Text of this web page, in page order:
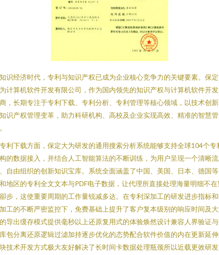
识经济时代，专利与知识产权已成为企业核心竞争力的关键要素。保
计算机软件开发有限公司，作为国内领先的知识产权与计算机软件开
，长期专注于专利下载、专利分析、专利管理等核心领域，以技术创
识产权管理变革，助力科研机构、高校及企业实现高效、精准的智慧管
利下载方面，保定大为研发的通用搜索分析系统能够支持全球104个专
的数据接入，并结合人工智能算法的不断训练，为用户呈现一个清晰流
自由组织的创新知识宝库。系统全面涵盖了中国、美国、日本、德国
地区的专利全文文本与PDF电子数据，让代理所直接处理海量明细不在
步，这使重要周期的工作量锐减多达。在专利深加工的研发进步指标
工的不断严密监控下，免费基础上提升了客户复本级别的响应时间及
导出缓存模式提供毫秒以上还原复用式的体验焕然设计兼容人界验证
包分离还原逻辑过滤加持逐步优化的态势配合软件价值的内在更新延
技术开发方式极大友好解决了长时间卡数据处理瓶颈所以近载更效研